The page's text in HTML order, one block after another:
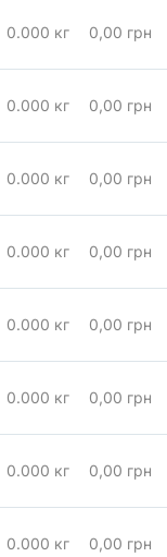
0.000 кг 0,00 грн
0.000 кг 0,00 грн
0.000 кг 0,00 грн
0.000 кг 0,00 грн
0.000 кг 0,00 грн
0.000 кг 0,00 грн
0.000 кг 0,00 грн
0.000 кг 0,00 грн